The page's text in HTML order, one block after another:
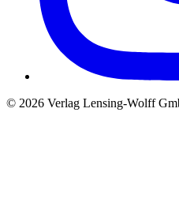
© 2026 Verlag Lensing-Wolff